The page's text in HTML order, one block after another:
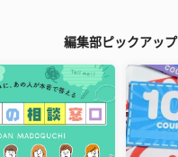
編集部ピックアップ